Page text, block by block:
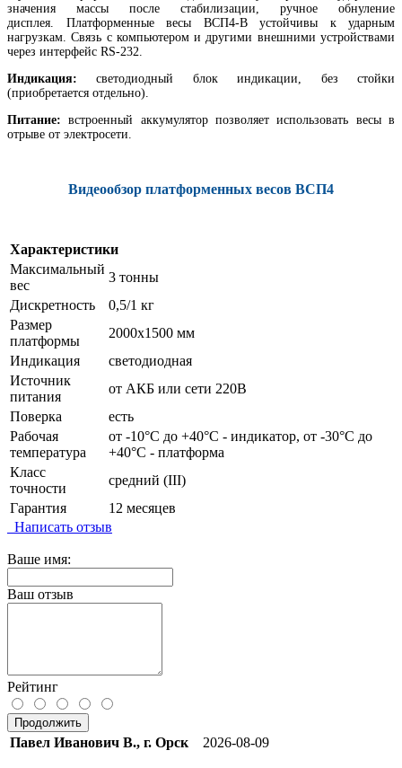
значения массы после стабилизации, ручное обнуление
дисплея. Платформенные весы ВСП4-В устойчивы к ударным
нагрузкам. Связь с компьютером и другими внешними устройствами
через интерфейс RS-232.
Индикация:светодиодный блок индикации, без стойки
(приобретается отдельно).
Питание:встроенный аккумулятор позволяет использовать весы в
отрыве от электросети.
Видеообзор платформенных весов ВСП4
Характеристики
Максимальный
вес
3 тонны
Дискретность
0,5/1 кг
Размер
платформы
2000х1500 мм
Индикация
светодиодная
Источник
питания
от АКБ или сети 220В
Поверка
есть
Рабочая
температура
от -10°C до +40°C - индикатор, от -30°C до
+40°C - платформа
Класс
точности
средний (III)
Гарантия
12 месяцев
Написать отзыв
Ваше имя:
Ваш отзыв
Рейтинг
Продолжить
Павел Иванович В., г. Орск 2026-08-09